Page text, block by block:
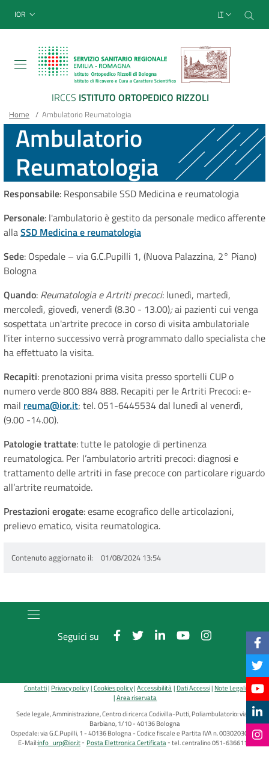
Sito Web Istituto
menu top-bar
IOR IT
IRCCS ISTITUTO ORTOPEDICO RIZZOLI
Main container
Briciole
di
pane
Home / Ambulatorio Reumatologia
Ambulatorio
Reumatologia
Responsabile: Responsabile SSD Medicina e reumatologia
Personale: l'ambulatorio è gestito da personale medico afferente
allaSSD Medicina e reumatologia
Sede: Ospedale – via G.C.Pupilli 1, (Nuova Palazzina, 2° Piano)
Bologna
Quando: Reumatologia e Artriti precoci: lunedì, martedì,
mercoledì, giovedì, venerdì (8.30 - 13.00);ai pazienti cui venga
sospettata un'artrite precoce in corso di visita ambulatoriale
l'iter interno successivo verrà programmato dallo specialista che
ha effettuato la visita.
Recapiti: prenotazioni prima visita presso sportelli CUP o
numero verde 800 884 888. Recapiti per le Artriti Precoci: e-
mail reuma@ior.it; tel. 051-6445534 dal lunedì al venerdì,
(9.00 -14.00).
Patologie trattate: tutte le patologie di pertinenza
reumatologica. Per l’ambulatorio artriti precoci: diagnosi e
trattamento delle artriti in fase precoce con particolare riguardo
all’artrite reumatoide.
Prestazioni erogate: esame ecografico delle articolazioni,
prelievo ematico, visita reumatologica.
Contenuto aggiornato il 01/08/2024 13:54
Seguici su
Contatti Privacy policy Cookies policy Accessibilità Dati Accessi Note Legali
Area riservata
Sede legale, Amministrazione, Centro di ricerca Codivilla-Putti, Poliambulatorio: via di
Barbiano, 1/10 - 40136 Bologna
Ospedale: via G.C.Pupilli, 1 - 40136 Bologna - Codice fiscale e Partita IVA n. 00302030374
E-Mail:info_urp@ior.it Posta Elettronica Certificata tel. centralino 051-6366111